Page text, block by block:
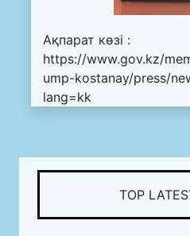
Ақпарат көзі :
https://www.gov.kz/
ump-kostanay/press/
lang=kk
TOP